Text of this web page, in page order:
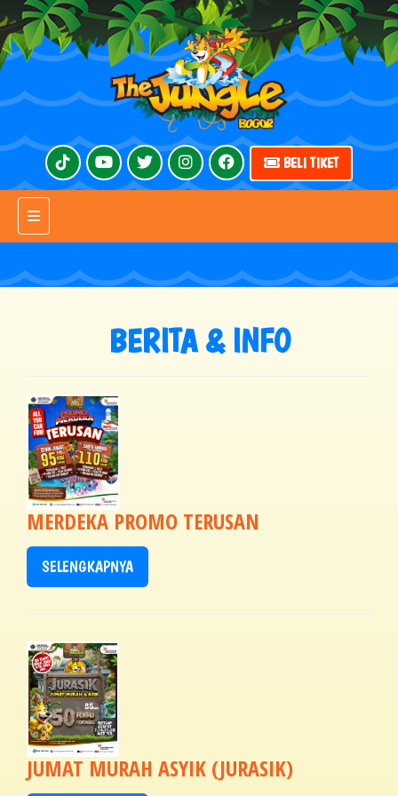
BELI TIKET
Toggle navigation
BERITA & INFO
MERDEKA PROMO TERUSAN
SELENGKAPNYA
JUMAT MURAH ASYIK (JURASIK)